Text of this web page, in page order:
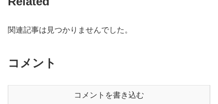
関連記事は見つかりませんでした。
コメント
コメントを書き込む